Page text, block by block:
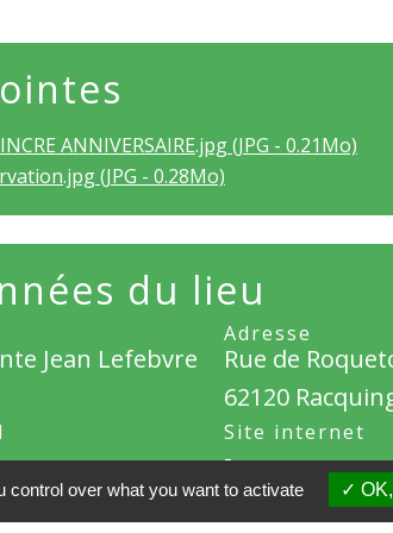
ANNIVERSAIRE.jpg (JPG - 0.21Mo)
(JPG - 0.28Mo)
du lieu
Jean Lefebvre
Adresse
Rue de
62120
Site internet
-
over what you want to activate